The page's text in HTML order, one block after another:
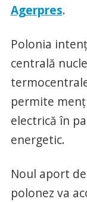
Agerpres.
Polonia
centrală
permite
electrică în
energetic.
Noul aport
polonez va